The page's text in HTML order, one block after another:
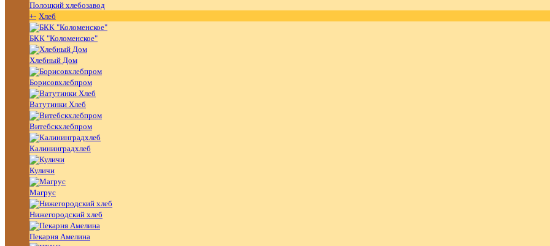
Полоцкий хлебозавод
+- Хлеб
БКК "Коломенское"
Хлебный Дом
Борисовхлебпром
Ватутинки Хлеб
Витебскхлебпром
Калининградхлеб
Куличи
Магрус
Нижегородский хлеб
Пекарня Амелина